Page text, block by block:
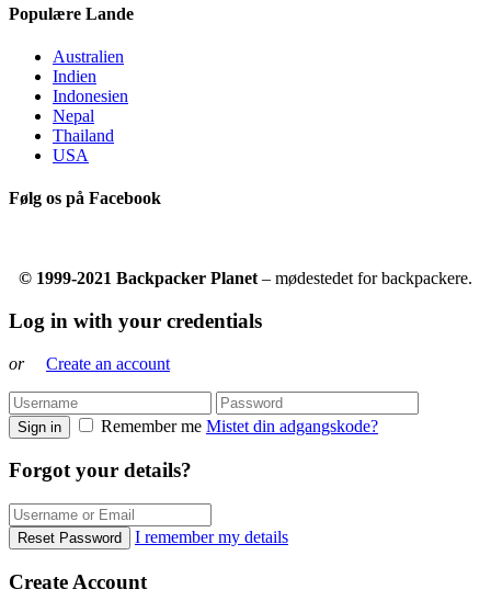
Populære Lande
Australien
Indien
Indonesien
Nepal
Thailand
USA
Følg os på Facebook
© 1999-2021 Backpacker Planet – mødestedet for backpackere.
Log in with your credentials
or Create an account
Sign in Remember me Mistet din adgangskode?
Forgot your details?
Reset Password I remember my details
Create Account